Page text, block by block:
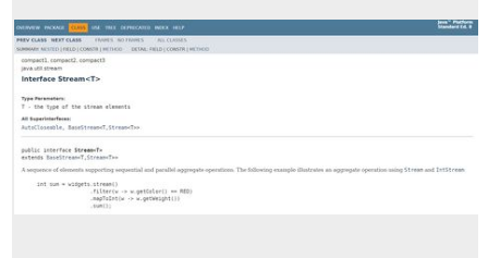
您
在
某
些
网
站
上
的
数